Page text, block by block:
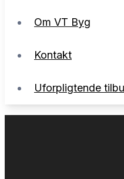
Kontakt
Om VT Byg
Kontakt
Uforpligtende